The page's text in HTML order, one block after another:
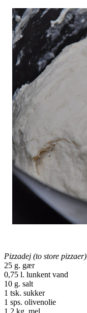
Pizzadej (to store pizzaer)
25 g. gær
0,75 l. lunkent vand
10 g. salt
1 tsk. sukker
1 sps. olivenolie
1,2 kg. mel